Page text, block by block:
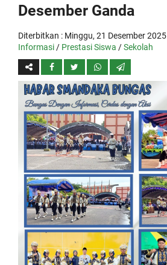
Desember Ganda
Diterbitkan : Minggu, 21 Desember 2025
Informasi / Prestasi Siswa /Sekolah